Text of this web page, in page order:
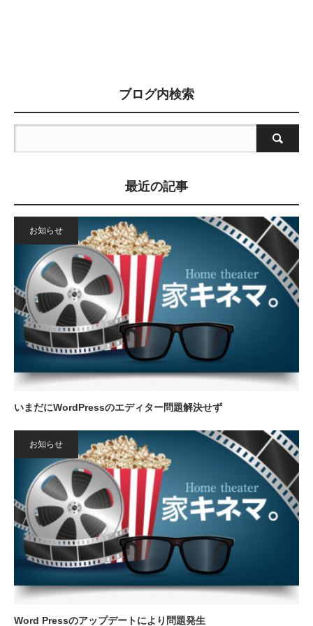
ブログ内検索
最近の記事
お知らせ
いまだにWordPressのエディター問題解決せず
お知らせ
Word Pressのアップデートにより問題発生